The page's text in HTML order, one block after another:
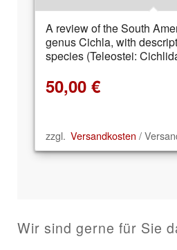
A review of the South
genus Cichla, with
species (Teleostei:
50,00 €
zzgl. Versandkosten /
Wir sind gerne für Sie